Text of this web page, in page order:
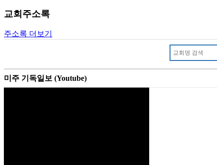
교회주소록
주소록 더보기
미주 기독일보 (Youtube)